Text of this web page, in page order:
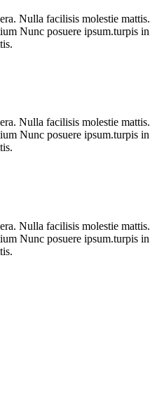
Nulla facilisis molestie mattis.
Nunc posuere ipsum.turpis in
Nulla facilisis molestie mattis.
Nunc posuere ipsum.turpis in
Nulla facilisis molestie mattis.
Nunc posuere ipsum.turpis in